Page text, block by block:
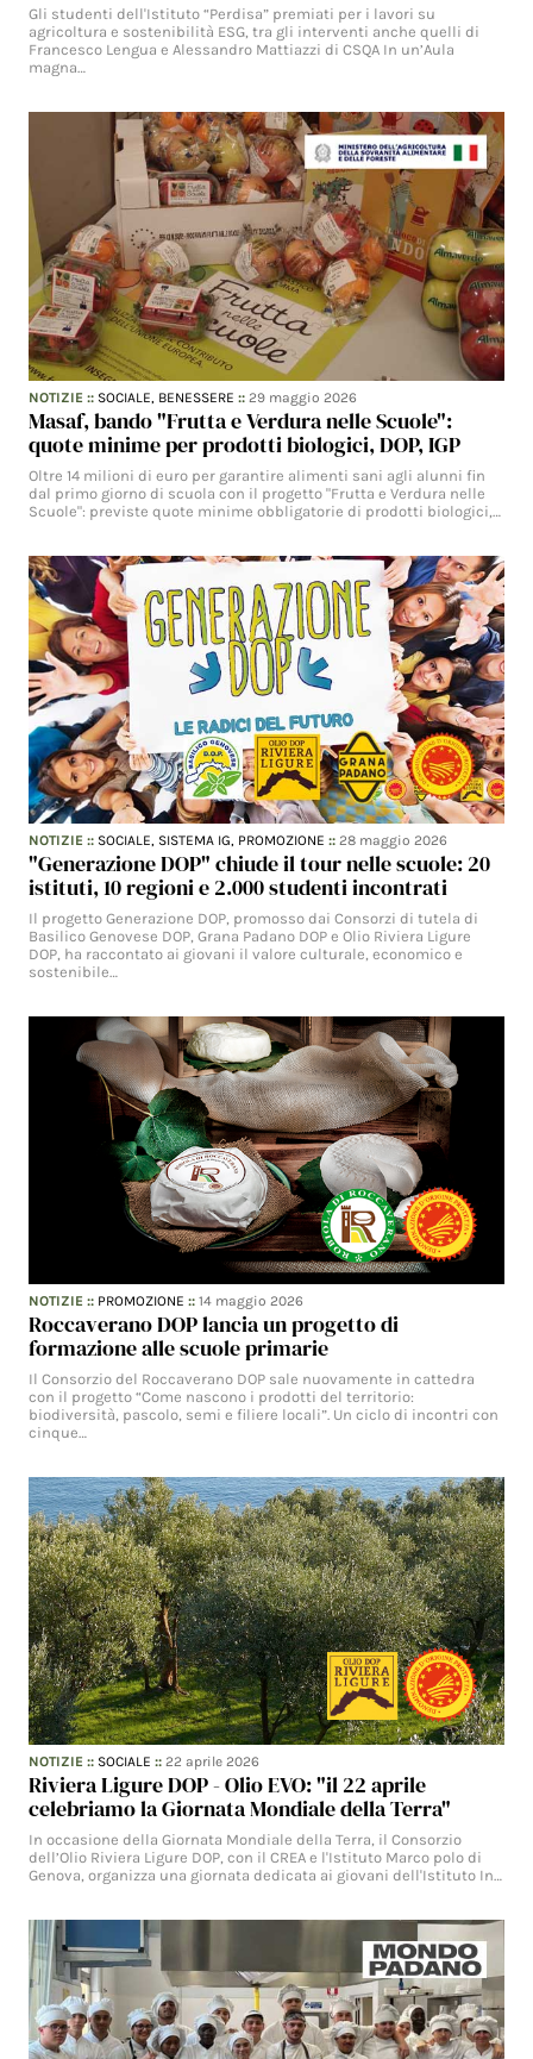
Gli studenti dell'Istituto “Perdisa” premiati per i lavori su
agricoltura e sostenibilità ESG, tra gli interventi anche quelli di
Francesco Lengua e Alessandro Mattiazzi di CSQA In un’Aula
magna…
NOTIZIE :: SOCIALE, BENESSERE ::29 maggio 2026
Masaf, bando "Frutta e Verdura nelle Scuole":
quote minime per prodotti biologici, DOP, IGP
Oltre 14 milioni di euro per garantire alimenti sani agli alunni fin
dal primo giorno di scuola con il progetto "Frutta e Verdura nelle
Scuole": previste quote minime obbligatorie di prodotti biologici,…
NOTIZIE :: SOCIALE, SISTEMA IG, PROMOZIONE ::28 maggio 2026
"Generazione DOP" chiude il tour nelle scuole: 20
istituti, 10 regioni e 2.000 studenti incontrati
Il progetto Generazione DOP, promosso dai Consorzi di tutela di
Basilico Genovese DOP, Grana Padano DOP e Olio Riviera Ligure
DOP, ha raccontato ai giovani il valore culturale, economico e
sostenibile…
NOTIZIE :: PROMOZIONE ::14 maggio 2026
Roccaverano DOP lancia un progetto di
formazione alle scuole primarie
Il Consorzio del Roccaverano DOP sale nuovamente in cattedra
con il progetto “Come nascono i prodotti del territorio:
biodiversità, pascolo, semi e filiere locali”. Un ciclo di incontri con
cinque…
NOTIZIE :: SOCIALE ::22 aprile 2026
Riviera Ligure DOP - Olio EVO: "il 22 aprile
celebriamo la Giornata Mondiale della Terra"
In occasione della Giornata Mondiale della Terra, il Consorzio
dell’Olio Riviera Ligure DOP, con il CREA e l'Istituto Marco polo di
Genova, organizza una giornata dedicata ai giovani dell'Istituto In…